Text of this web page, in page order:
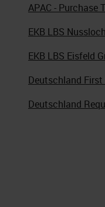
APAC - Purchase
EKB LBS
EKB LBS Eisfeld
Deutschland
Deutschland